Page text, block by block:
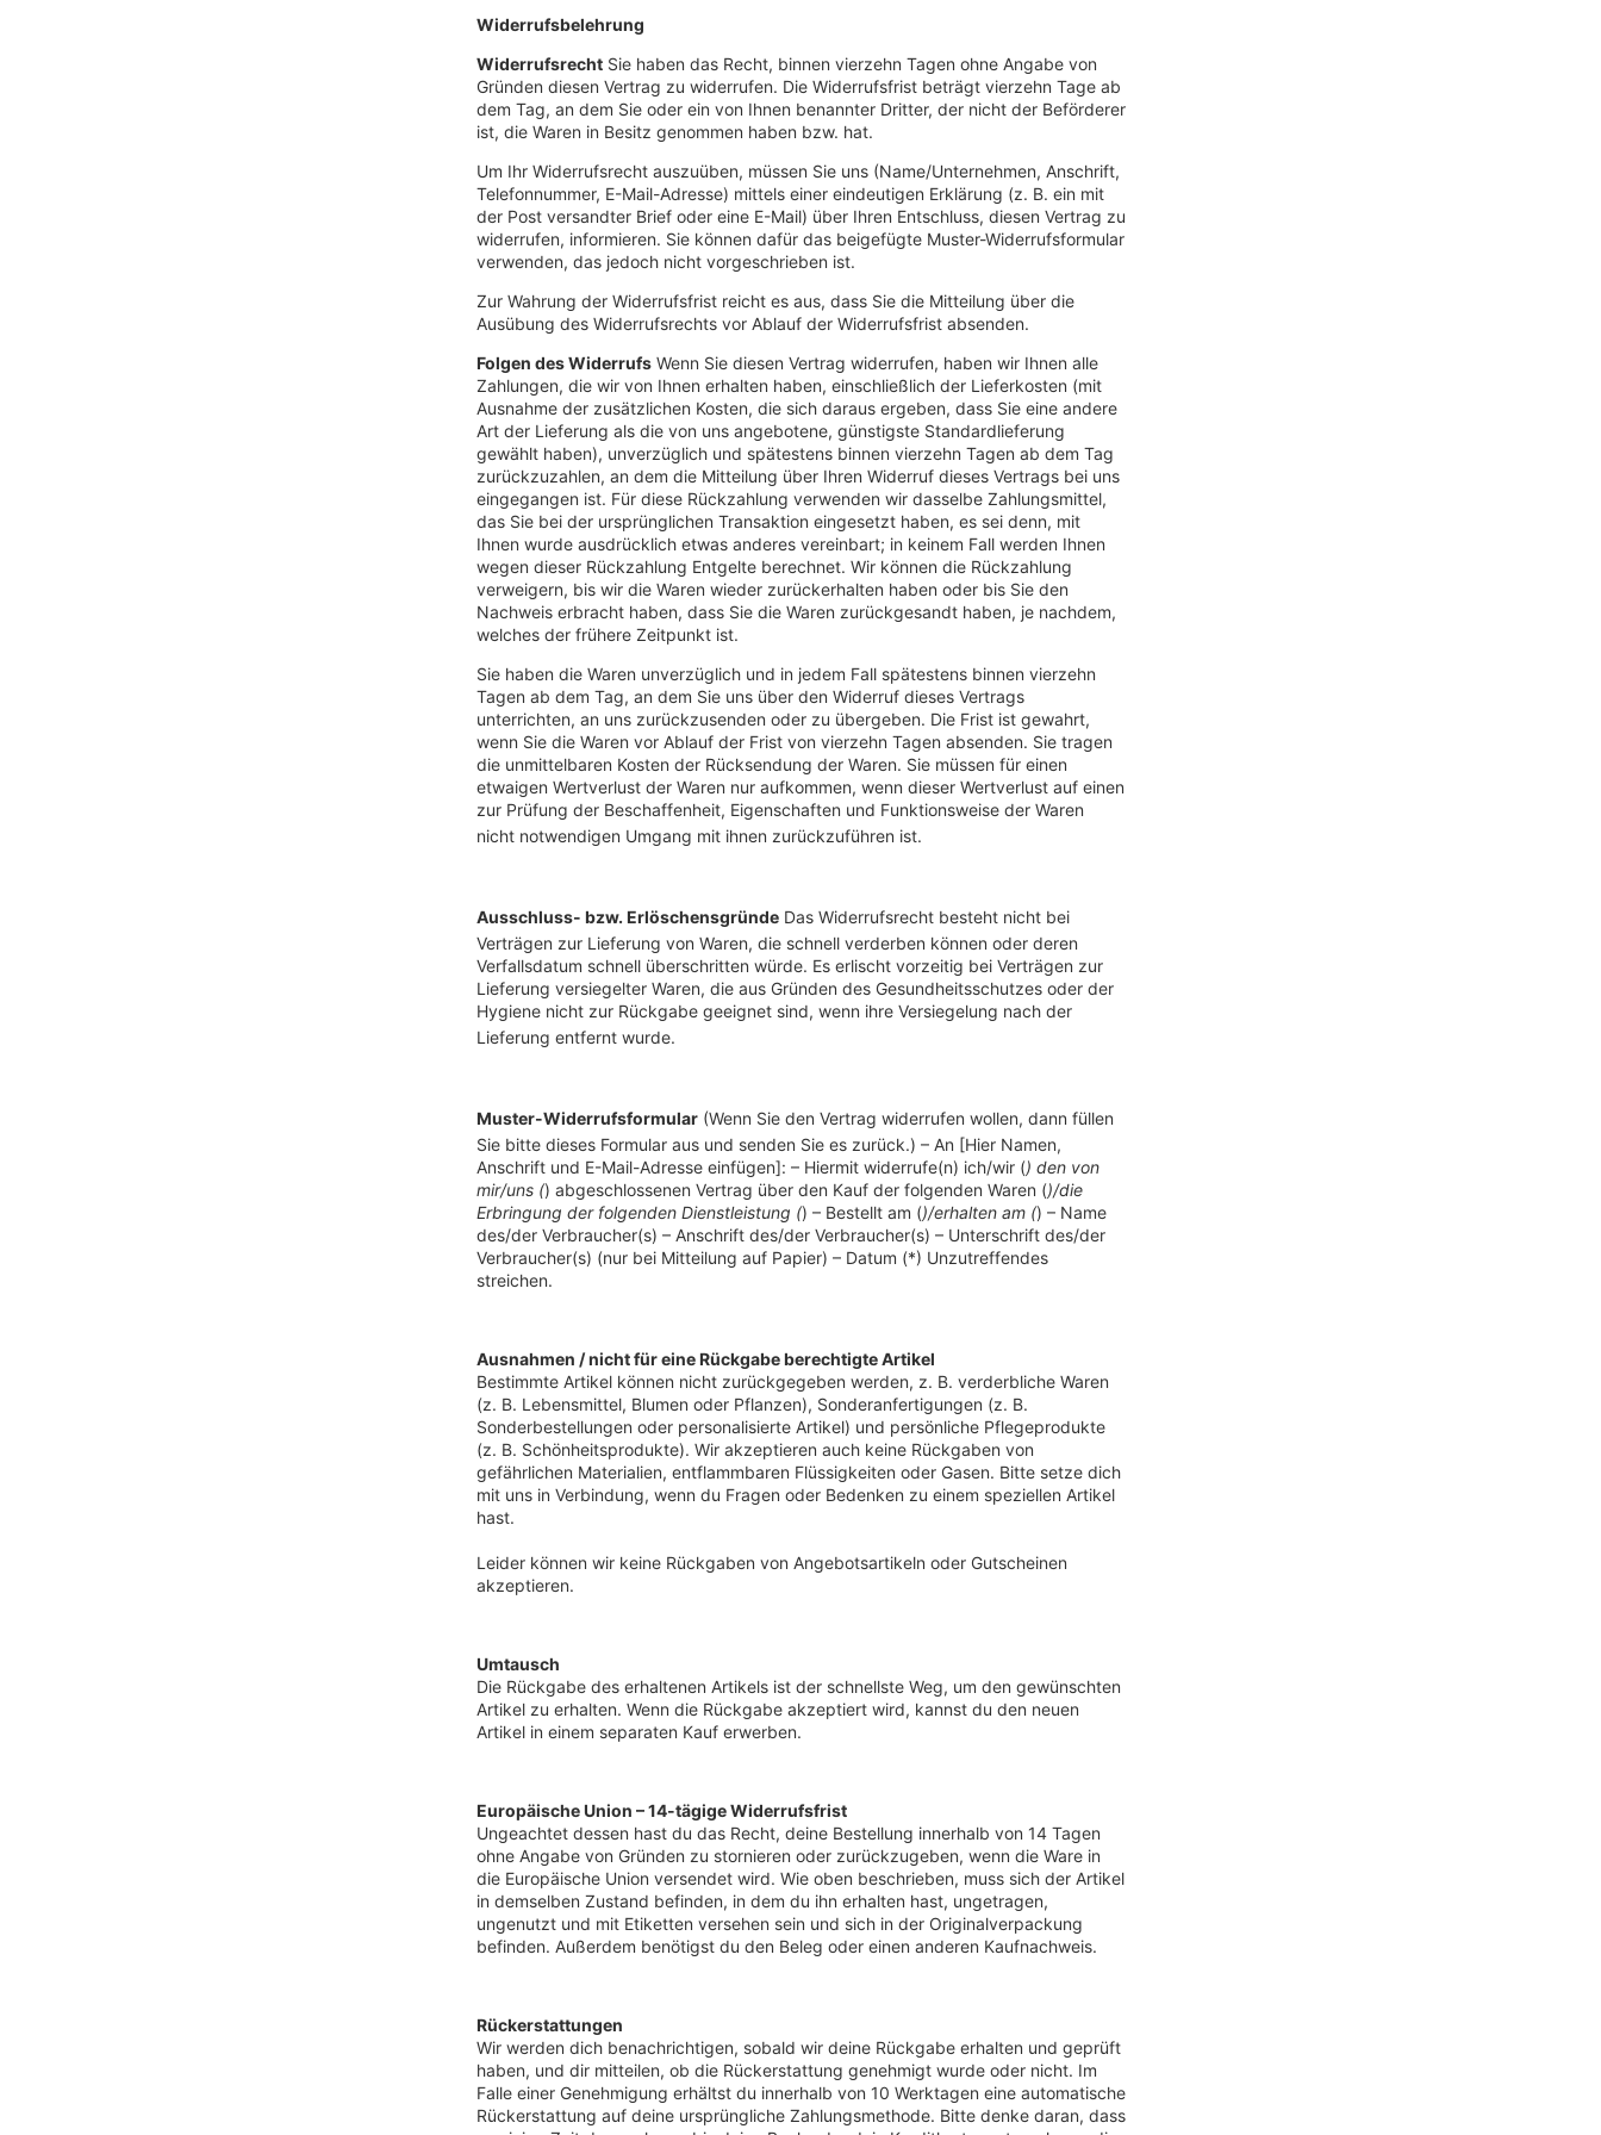
Widerrufsbelehrung
WiderrufsrechtSie haben das Recht, binnen vierzehn Tagen ohne Angabe von
Gründen diesen Vertrag zu widerrufen. Die Widerrufsfrist beträgt vierzehn Tage ab
dem Tag, an dem Sie oder ein von Ihnen benannter Dritter, der nicht der Beförderer
ist, die Waren in Besitz genommen haben bzw. hat.
Um Ihr Widerrufsrecht auszuüben, müssen Sie uns (Name/Unternehmen, Anschrift,
Telefonnummer, E-Mail-Adresse) mittels einer eindeutigen Erklärung (z. B. ein mit
der Post versandter Brief oder eine E-Mail) über Ihren Entschluss, diesen Vertrag zu
widerrufen, informieren. Sie können dafür das beigefügte Muster-Widerrufsformular
verwenden, das jedoch nicht vorgeschrieben ist.
Zur Wahrung der Widerrufsfrist reicht es aus, dass Sie die Mitteilung über die
Ausübung des Widerrufsrechts vor Ablauf der Widerrufsfrist absenden.
Folgen des WiderrufsWenn Sie diesen Vertrag widerrufen, haben wir Ihnen alle
Zahlungen, die wir von Ihnen erhalten haben, einschließlich der Lieferkosten (mit
Ausnahme der zusätzlichen Kosten, die sich daraus ergeben, dass Sie eine andere
Art der Lieferung als die von uns angebotene, günstigste Standardlieferung
gewählt haben), unverzüglich und spätestens binnen vierzehn Tagen ab dem Tag
zurückzuzahlen, an dem die Mitteilung über Ihren Widerruf dieses Vertrags bei uns
eingegangen ist. Für diese Rückzahlung verwenden wir dasselbe Zahlungsmittel,
das Sie bei der ursprünglichen Transaktion eingesetzt haben, es sei denn, mit
Ihnen wurde ausdrücklich etwas anderes vereinbart; in keinem Fall werden Ihnen
wegen dieser Rückzahlung Entgelte berechnet. Wir können die Rückzahlung
verweigern, bis wir die Waren wieder zurückerhalten haben oder bis Sie den
Nachweis erbracht haben, dass Sie die Waren zurückgesandt haben, je nachdem,
welches der frühere Zeitpunkt ist.
Sie haben die Waren unverzüglich und in jedem Fall spätestens binnen vierzehn
Tagen ab dem Tag, an dem Sie uns über den Widerruf dieses Vertrags
unterrichten, an uns zurückzusenden oder zu übergeben. Die Frist ist gewahrt,
wenn Sie die Waren vor Ablauf der Frist von vierzehn Tagen absenden. Sie tragen
die unmittelbaren Kosten der Rücksendung der Waren. Sie müssen für einen
etwaigen Wertverlust der Waren nur aufkommen, wenn dieser Wertverlust auf einen
zur Prüfung der Beschaffenheit, Eigenschaften und Funktionsweise der Waren
nicht notwendigen Umgang mit ihnen zurückzuführen ist.
Ausschluss- bzw. Erlöschensgründe Das Widerrufsrecht besteht nicht bei
Verträgen zur Lieferung von Waren, die schnell verderben können oder deren
Verfallsdatum schnell überschritten würde. Es erlischt vorzeitig bei Verträgen zur
Lieferung versiegelter Waren, die aus Gründen des Gesundheitsschutzes oder der
Hygiene nicht zur Rückgabe geeignet sind, wenn ihre Versiegelung nach der
Lieferung entfernt wurde.
Muster-Widerrufsformular (Wenn Sie den Vertrag widerrufen wollen, dann füllen
Sie bitte dieses Formular aus und senden Sie es zurück.) – An [Hier Namen,
Anschrift und E-Mail-Adresse einfügen]: – Hiermit widerrufe(n) ich/wir () den von
mir/uns () abgeschlossenen Vertrag über den Kauf der folgenden Waren ()/die
Erbringung der folgenden Dienstleistung () – Bestellt am ()/erhalten am () – Name
des/der Verbraucher(s) – Anschrift des/der Verbraucher(s) – Unterschrift des/der
Verbraucher(s) (nur bei Mitteilung auf Papier) – Datum (*) Unzutreffendes
streichen.
Ausnahmen / nicht für eine Rückgabe berechtigte Artikel
Bestimmte Artikel können nicht zurückgegeben werden, z. B. verderbliche Waren
(z. B. Lebensmittel, Blumen oder Pflanzen), Sonderanfertigungen (z. B.
Sonderbestellungen oder personalisierte Artikel) und persönliche Pflegeprodukte
(z. B. Schönheitsprodukte). Wir akzeptieren auch keine Rückgaben von
gefährlichen Materialien, entflammbaren Flüssigkeiten oder Gasen. Bitte setze dich
mit uns in Verbindung, wenn du Fragen oder Bedenken zu einem speziellen Artikel
hast.
Leider können wir keine Rückgaben von Angebotsartikeln oder Gutscheinen
akzeptieren.
Umtausch
Die Rückgabe des erhaltenen Artikels ist der schnellste Weg, um den gewünschten
Artikel zu erhalten. Wenn die Rückgabe akzeptiert wird, kannst du den neuen
Artikel in einem separaten Kauf erwerben.
Europäische Union – 14-tägige Widerrufsfrist
Ungeachtet dessen hast du das Recht, deine Bestellung innerhalb von 14 Tagen
ohne Angabe von Gründen zu stornieren oder zurückzugeben, wenn die Ware in
die Europäische Union versendet wird. Wie oben beschrieben, muss sich der Artikel
in demselben Zustand befinden, in dem du ihn erhalten hast, ungetragen,
ungenutzt und mit Etiketten versehen sein und sich in der Originalverpackung
befinden. Außerdem benötigst du den Beleg oder einen anderen Kaufnachweis.
Rückerstattungen
Wir werden dich benachrichtigen, sobald wir deine Rückgabe erhalten und geprüft
haben, und dir mitteilen, ob die Rückerstattung genehmigt wurde oder nicht. Im
Falle einer Genehmigung erhältst du innerhalb von 10 Werktagen eine automatische
Rückerstattung auf deine ursprüngliche Zahlungsmethode. Bitte denke daran, dass